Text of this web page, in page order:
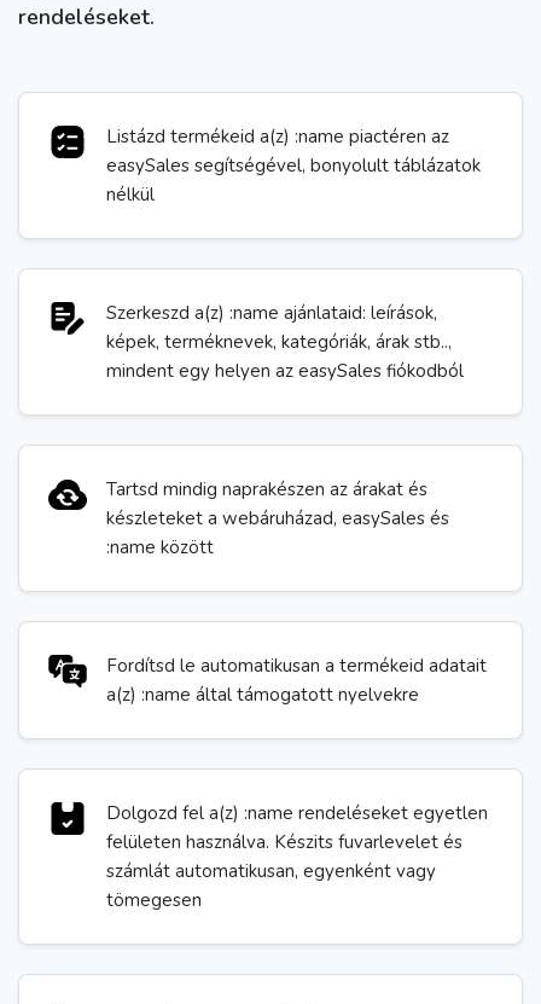
rendeléseket.
Listázd termékeid a(z) :name piactéren az
easySales segítségével, bonyolult táblázatok
nélkül
Szerkeszd a(z) :name ajánlataid: leírások,
képek, terméknevek, kategóriák, árak stb..,
mindent egy helyen az easySales fiókodból
Tartsd mindig naprakészen az árakat és
készleteket a webáruházad, easySales és
:name között
Fordítsd le automatikusan a termékeid adatait
a(z) :name által támogatott nyelvekre
Dolgozd fel a(z) :name rendeléseket egyetlen
felületen használva. Készits fuvarlevelet és
számlát automatikusan, egyenként vagy
tömegesen